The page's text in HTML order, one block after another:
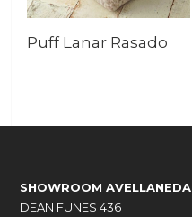
Puff Lanar Rasado
SHOWROOM AVELLANEDA
DEAN FUNES 436